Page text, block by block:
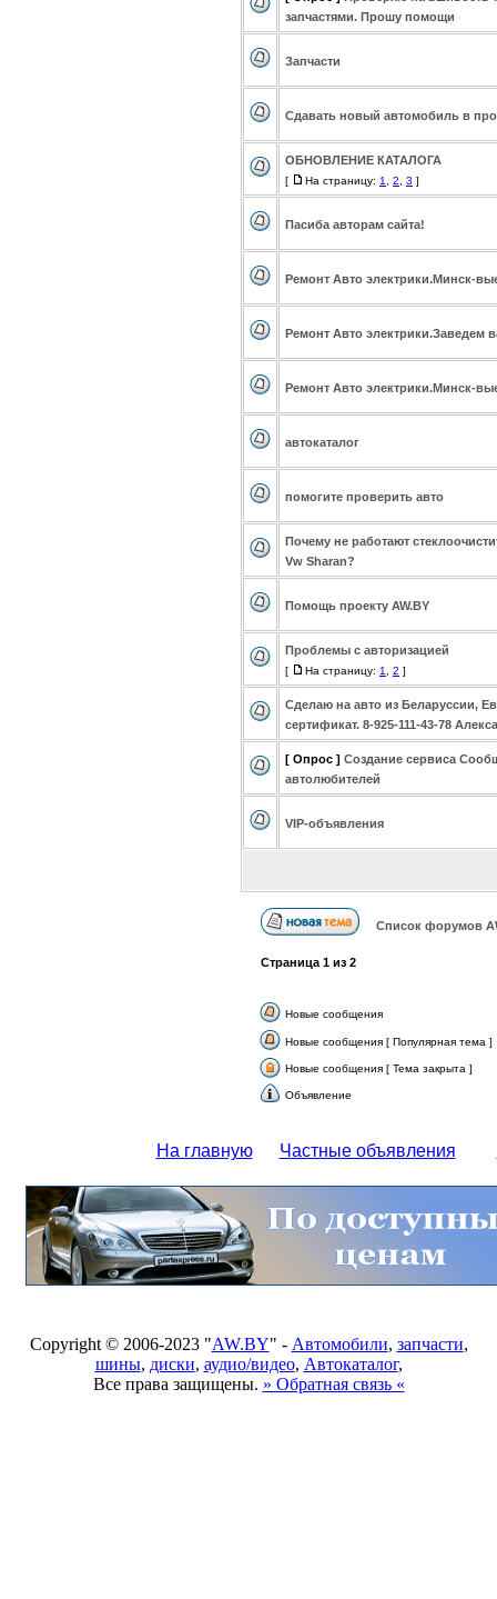
запчастями. Прошу помощи
Запчасти
Сдавать новый автомобиль в
ОБНОВЛЕНИЕ КАТАЛОГА
[ На страницу: 1 2 3 ]
Пасиба авторам сайта!
Ремонт Авто электрики.Минск-
Ремонт Авто электрики.Заведем
Ремонт Авто электрики.Минск-
автокаталог
помогите проверить авто
Почему не работают
Vw Sharan?
Помощь проекту AW.BY
Проблемы с авторизацией
[ На страницу: 1 2 ]
Сделаю на авто из Беларуссии,
сертификат. 8-925-111-43-78
[ Опрос ] Создание сервиса
автолюбителей
VIP-объявления
Список форумов
Страница 1из 2
Новые сообщения
Новые сообщения [ Популярная тема ]
Новые сообщения [ Тема закрыта ]
Объявление
На главную Частные объявления
Copyright © 2006-2023 "AW.BY" - Автомобили, запчасти,
шины, диски, аудио/видео, Автокаталог,
Все права защищены. » Обратная связь «